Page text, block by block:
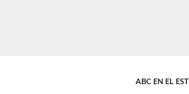
ABC EN EL